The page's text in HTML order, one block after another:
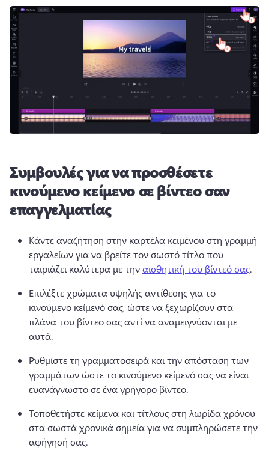
Συμβουλές για να προσθέσετε
κινούμενο κείμενο σε βίντεο σαν
επαγγελματίας
Κάντε αναζήτηση στην καρτέλα κειμένου στη γραμμή
εργαλείων για να βρείτε τον σωστό τίτλο που
ταιριάζει καλύτερα με την αισθητική του βίντεό σας.
Επιλέξτε χρώματα υψηλής αντίθεσης για το
κινούμενο κείμενό σας, ώστε να ξεχωρίζουν στα
πλάνα του βίντεο σας αντί να αναμειγνύονται με
αυτά.
Ρυθμίστε τη γραμματοσειρά και την απόσταση των
γραμμάτων ώστε το κινούμενο κείμενό σας να είναι
ευανάγνωστο σε ένα γρήγορο βίντεο.
Τοποθετήστε κείμενα και τίτλους στη λωρίδα χρόνου
στα σωστά χρονικά σημεία για να συμπληρώσετε την
αφήγησή σας.